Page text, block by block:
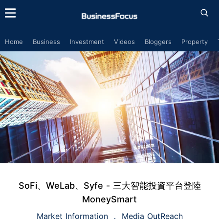
Home Business Investment Videos Bloggers Property
SoFi、WeLab、Syfe - 三大智能投資平台登陸
MoneySmart
Market Information Media OutReach